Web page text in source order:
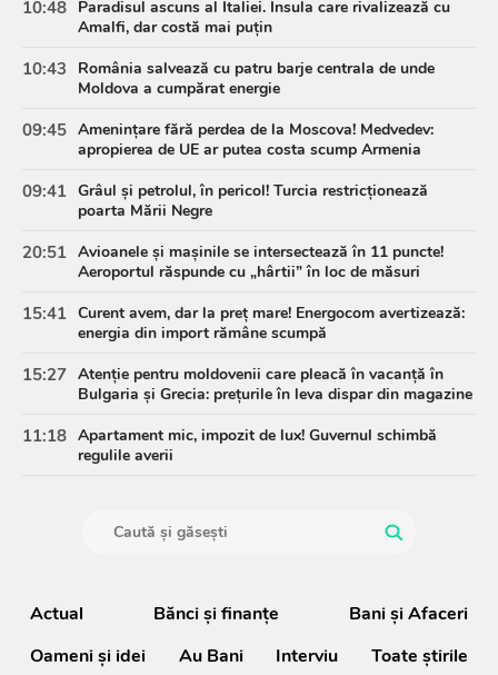
10:48 Paradisul ascuns al Italiei. Insula care rivalizează cu
Amalfi, dar costă mai puțin
10:43
România salvează cu patru barje centrala de unde
Moldova a cumpărat energie
09:45 Amenințare fără perdea de la Moscova! Medvedev:
apropierea de UE ar putea costa scump Armenia
09:41 Grâul și petrolul, în pericol! Turcia restricționează
poarta Mării Negre
20:51 Avioanele și mașinile se intersectează în 11 puncte!
Aeroportul răspunde cu „hârtii” în loc de măsuri
15:41 Curent avem, dar la preț mare! Energocom avertizează:
energia din import rămâne scumpă
15:27 Atenție pentru moldovenii care pleacă în vacanță în
Bulgaria și Grecia: prețurile în leva dispar din magazine
11:18 Apartament mic, impozit de lux! Guvernul schimbă
regulile averii
Actual Bănci şi finanţe
Bani și Afaceri
Oameni şi idei
Au Bani Interviu Toate știrile